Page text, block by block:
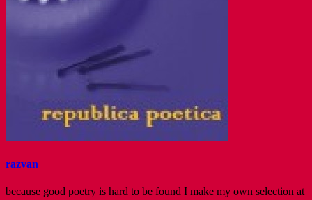
razvan
because good poetry is hard to be found I make my own selection at